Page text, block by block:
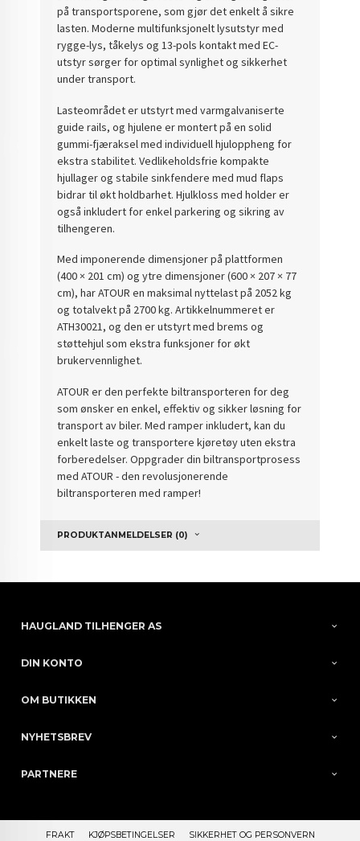
på transportsporene, som gjør det enkelt å sikre
lasten. Moderne multifunksjonelt lysutstyr med
rygge-lys, tåkelys og 13-pols kontakt med EC-
utstyr sørger for optimal synlighet og sikkerhet
under transport.
Lasteområdet er utstyrt med varmgalvaniserte
guide rails, og hjulene er montert på en solid
gummi-fjæraksel med individuell hjuloppheng for
ekstra stabilitet. Vedlikeholdsfrie kompakte
hjullager og stabile sinkfendere med mud flaps
bidrar til økt holdbarhet. Hjulkloss med holder er
også inkludert for enkel parkering og sikring av
tilhengeren.
Med imponerende dimensjoner på plattformen
(400 × 201 cm) og ytre dimensjoner (600 × 207 × 77
cm), har ATOUR en maksimal nyttelast på 2052 kg
og totalvekt på 2700 kg. Artikkelnummeret er
ATH30021, og den er utstyrt med brems og
støttehjul som ekstra funksjoner for økt
brukervennlighet.
ATOUR er den perfekte biltransporteren for deg
som ønsker en enkel, effektiv og sikker løsning for
transport av biler. Med ramper inkludert, kan du
enkelt laste og transportere kjøretøy uten ekstra
forberedelser. Oppgrader din biltransportprosess
med ATOUR - den revolusjonerende
biltransporteren med ramper!
PRODUKTANMELDELSER (0)
HAUGLAND TILHENGER AS
DIN KONTO
OM BUTIKKEN
NYHETSBREV
PARTNERE
FRAKT KJØPSBETINGELSER SIKKERHET OG PERSONVERN